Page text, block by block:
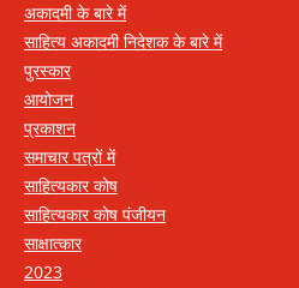
अकादमी के बारे में
साहित्य अकादमी निदेशक के बारे में
पुरस्कार
आयोजन
प्रकाशन
समाचार पत्रों में
साहित्यकार कोष
साहित्यकार कोष पंजीयन
साक्षात्कार
2023